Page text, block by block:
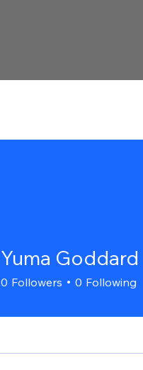
Yuma Goddard
0 Followers 0 Following